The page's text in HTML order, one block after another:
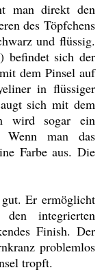
man direkt den
des Töpfchens
und flüssig.
befindet sich der
dem Pinsel auf
in flüssiger
sich mit dem
wird sogar ein
Wenn man das
Farbe aus. Die
Er ermöglicht
integrierten
Finish. Der
problemlos
tropft.